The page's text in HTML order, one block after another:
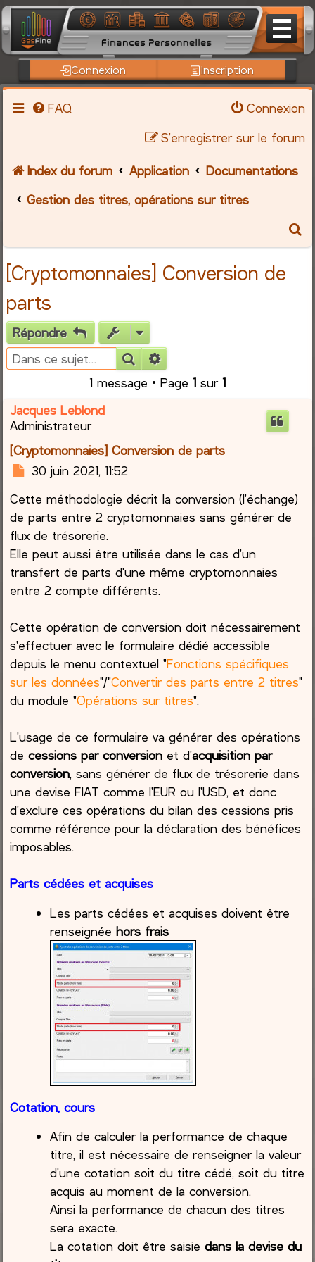
Connexion Inscription
FAQ
Connexion
S’enregistrer sur le forum
Index du forum Application
Documentations
Gestion des titres, opérations sur titres
[Cryptomonnaies] Conversion de
parts
Répondre
Rechercher
1 message • Page 1 sur 1
Jacques Leblond
Administrateur
[Cryptomonnaies] Conversion de parts
M
s
s
a
e
30 juin 2021, 11:52
Cette méthodologie décrit la conversion (l'échange)
de parts entre 2 cryptomonnaies sans générer de
flux de trésorerie.
Elle peut aussi être utilisée dans le cas d'un
transfert de parts d'une même cryptomonnaies
entre 2 compte différents.
Cette opération de conversion doit nécessairement
s'effectuer avec le formulaire dédié accessible
depuis le menu contextuel "Fonctions spécifiques
sur les données"/"Convertir des parts entre 2 titres"
du module "Opérations sur titres".
L'usage de ce formulaire va générer des opérations
decessions par conversion et d'acquisition par
conversion, sans générer de flux de trésorerie dans
une devise FIAT comme l'EUR ou l'USD, et donc
d'exclure ces opérations du bilan des cessions pris
comme référence pour la déclaration des bénéfices
imposables.
Parts cédées et acquises
Les parts cédées et acquises doivent être
renseignéehors frais
Cotation, cours
Afin de calculer la performance de chaque
titre, il est nécessaire de renseigner la valeur
d'une cotation soit du titre cédé, soit du titre
acquis au moment de la conversion.
Ainsi la performance de chacun des titres
sera exacte.
La cotation doit être saisiedans la devise du